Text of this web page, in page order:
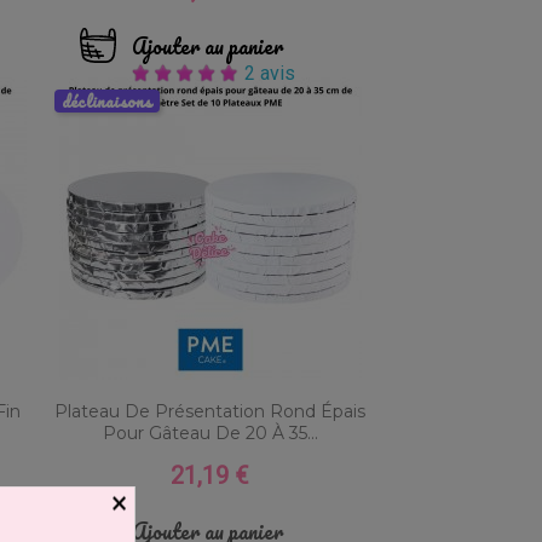
Ajouter au panier
2 avis
Plateau De Présentation Rond Épais
Pour Gâteau De 20 À 35...
Prix
21,19 €
Ajouter au panier
déclinaisons
×